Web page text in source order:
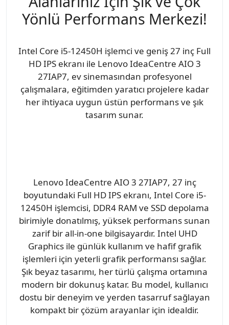
Yönlü Performans Merkezi!
Intel Core i5-12450H işlemci ve geniş 27 inç Full
HD IPS ekranı ile Lenovo IdeaCentre AIO 3
27IAP7, ev sinemasından profesyonel
çalışmalara, eğitimden yaratıcı projelere kadar
her ihtiyaca uygun üstün performans ve şık
tasarım sunar.
Lenovo IdeaCentre AIO 3 27IAP7, 27 inç
boyutundaki Full HD IPS ekranı, Intel Core i5-
12450H işlemcisi, DDR4 RAM ve SSD depolama
birimiyle donatılmış, yüksek performans sunan
zarif bir all-in-one bilgisayardır. Intel UHD
Graphics ile günlük kullanım ve hafif grafik
işlemleri için yeterli grafik performansı sağlar.
Şık beyaz tasarımı, her türlü çalışma ortamına
modern bir dokunuş katar. Bu model, kullanıcı
dostu bir deneyim ve yerden tasarruf sağlayan
kompakt bir çözüm arayanlar için idealdir.